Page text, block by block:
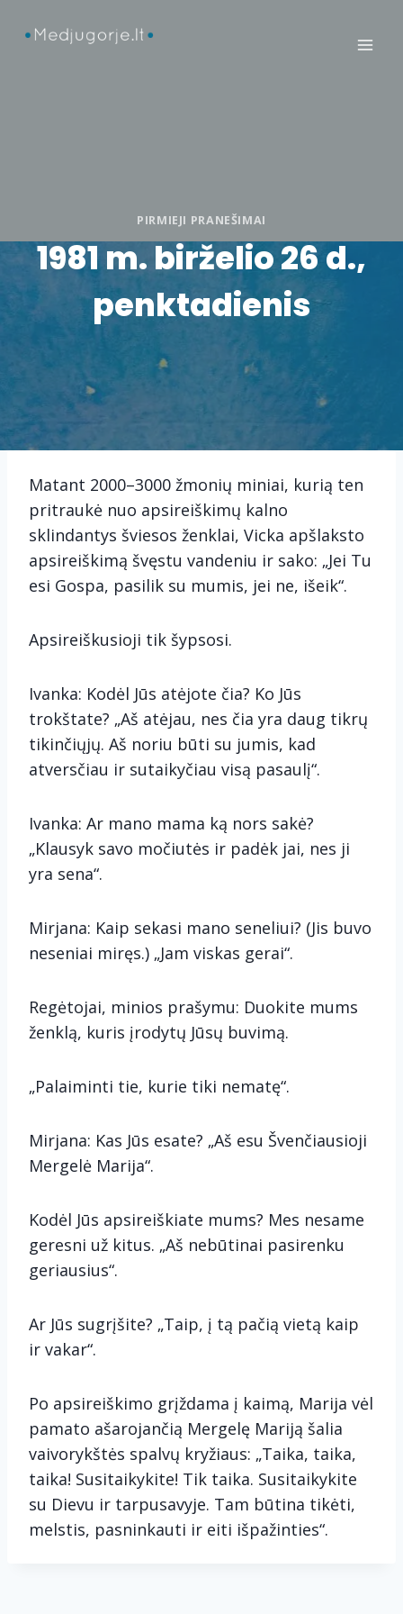
PIRMIEJI PRANEŠIMAI
1981 m. birželio 26 d.,
penktadienis
Matant 2000–3000 žmonių miniai, kurią ten
pritraukė nuo apsireiškimų kalno
sklindantys šviesos ženklai, Vicka apšlaksto
apsireiškimą švęstu vandeniu ir sako: „Jei Tu
esi Gospa, pasilik su mumis, jei ne, išeik“.
Apsireiškusioji tik šypsosi.
Ivanka: Kodėl Jūs atėjote čia? Ko Jūs
trokštate? „Aš atėjau, nes čia yra daug tikrų
tikinčiųjų. Aš noriu būti su jumis, kad
atversčiau ir sutaikyčiau visą pasaulį“.
Ivanka: Ar mano mama ką nors sakė?
„Klausyk savo močiutės ir padėk jai, nes ji
yra sena“.
Mirjana: Kaip sekasi mano seneliui? (Jis buvo
neseniai miręs.) „Jam viskas gerai“.
Regėtojai, minios prašymu: Duokite mums
ženklą, kuris įrodytų Jūsų buvimą.
„Palaiminti tie, kurie tiki nematę“.
Mirjana: Kas Jūs esate? „Aš esu Švenčiausioji
Mergelė Marija“.
Kodėl Jūs apsireiškiate mums? Mes nesame
geresni už kitus. „Aš nebūtinai pasirenku
geriausius“.
Ar Jūs sugrįšite? „Taip, į tą pačią vietą kaip
ir vakar“.
Po apsireiškimo grįždama į kaimą, Marija vėl
pamato ašarojančią Mergelę Mariją šalia
vaivorykštės spalvų kryžiaus: „Taika, taika,
taika! Susitaikykite! Tik taika. Susitaikykite
su Dievu ir tarpusavyje. Tam būtina tikėti,
melstis, pasninkauti ir eiti išpažinties“.